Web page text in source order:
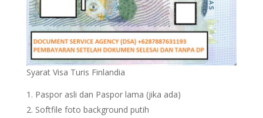
Syarat Visa Turis Finlandia
Paspor asli dan Paspor lama (jika ada)
Softfile foto background putih